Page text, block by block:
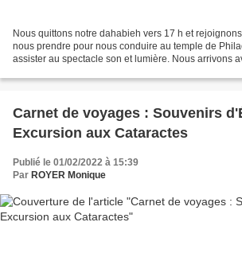
Nous quittons notre dahabieh vers 17 h et
nous prendre pour nous conduire au temple de
assister au spectacle son et lumière. Nous arrivons
Carnet de voyages : Souvenirs
Excursion aux Cataractes
Publié le 01/02/2022 à 15:39
Par ROYER Monique